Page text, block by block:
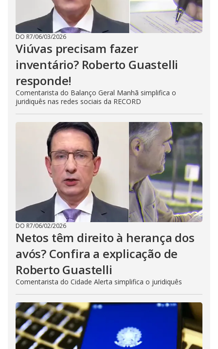
DO R7/06/03/2026
Viúvas precisam fazer
inventário? Roberto Guastelli
responde!
Comentarista do Balanço Geral Manhã simplifica o
juridiquês nas redes sociais da RECORD
DO R7/06/02/2026
Netos têm direito à herança dos
avós? Confira a explicação de
Roberto Guastelli
Comentarista do Cidade Alerta simplifica o juridiquês